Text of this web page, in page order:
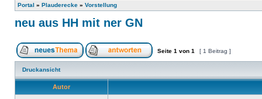
Portal » Plauderecke » Vorstellung
neu aus HH mit ner GN
Seite 1 von 1 [ 1 Beitrag ]
Druckansicht
Autor